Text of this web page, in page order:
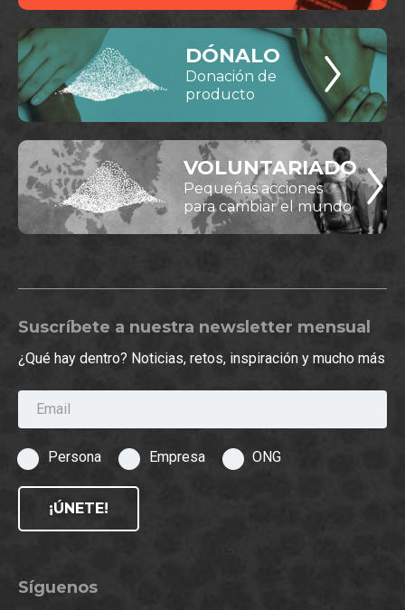
DÓNALO
Donación de
producto
VOLUNTARIADO
Pequeñas acciones
para cambiar el mundo
Suscríbete a nuestra newsletter mensual
¿Qué hay dentro? Noticias, retos, inspiración y mucho más
Email
Persona Empresa ONG
¡ÚNETE!
Síguenos